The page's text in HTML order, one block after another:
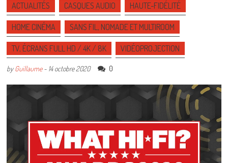
ACTUALITÉS CASQUES AUDIO HAUTE-FIDÉLITÉ
HOME CINÉMA SANS FIL, NOMADE ET MULTIROOM
TV, ÉCRANS FULL HD / 4K / 8K VIDÉOPROJECTION
byGuillaume- 14 octobre 2020 0